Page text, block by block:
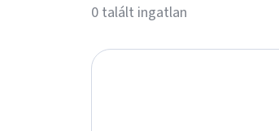
0 talált ingatlan